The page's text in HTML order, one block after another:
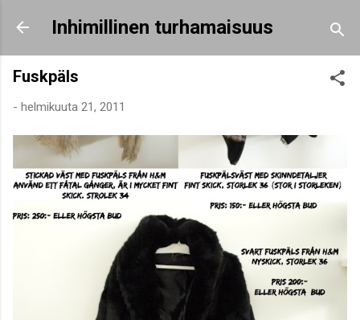
Siirry pääsisältöön
Inhimillinen turhamaisuus
Fuskpäls
- helmikuuta 21, 2011